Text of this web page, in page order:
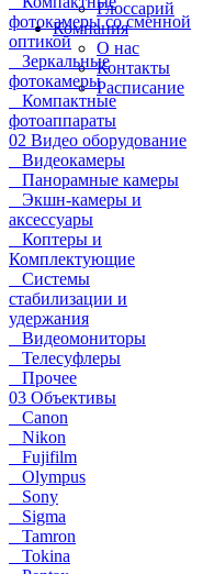
Глоссарий
Компания
О нас
Контакты
Расписание
фотокамеры со сменной
оптикой
Зеркальные
фотокамеры
Компактные
фотоаппараты
02 Видео оборудование
Видеокамеры
Панорамные камеры
Экшн-камеры и
аксессуары
Коптеры и
Комплектующие
Системы
стабилизации и
удержания
Видеомониторы
Телесуфлеры
Прочее
03 Объективы
Canon
Nikon
Fujifilm
Olympus
Sony
Sigma
Tamron
Tokina